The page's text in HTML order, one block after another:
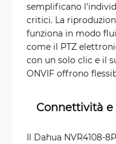
semplificano
critici. La
funziona in modo
come il PTZ
con un solo clic e il
ONVIF offrono
Connettività
Il Dahua NVR4108-